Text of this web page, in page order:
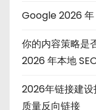
Google 2026 年
你的内容策略是
2026 年本地
2026年链接建
质量反向链接